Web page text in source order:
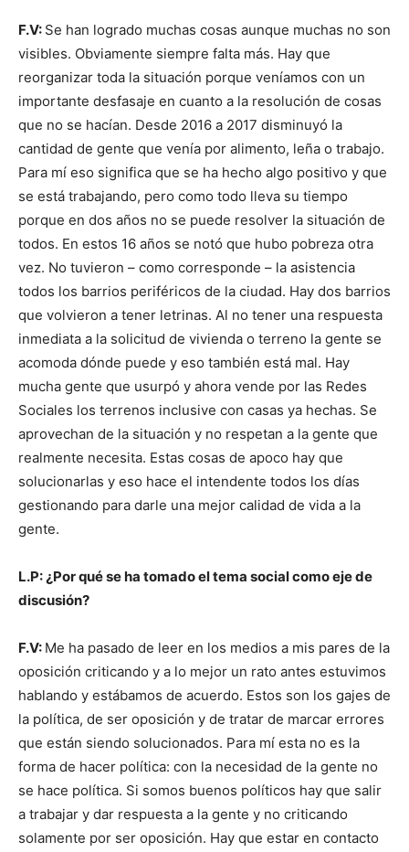
F.V: Se han logrado muchas cosas aunque muchas no son
visibles. Obviamente siempre falta más. Hay que
reorganizar toda la situación porque veníamos con un
importante desfasaje en cuanto a la resolución de cosas
que no se hacían. Desde 2016 a 2017 disminuyó la
cantidad de gente que venía por alimento, leña o trabajo.
Para mí eso significa que se ha hecho algo positivo y que
se está trabajando, pero como todo lleva su tiempo
porque en dos años no se puede resolver la situación de
todos. En estos 16 años se notó que hubo pobreza otra
vez. No tuvieron – como corresponde – la asistencia
todos los barrios periféricos de la ciudad. Hay dos barrios
que volvieron a tener letrinas. Al no tener una respuesta
inmediata a la solicitud de vivienda o terreno la gente se
acomoda dónde puede y eso también está mal. Hay
mucha gente que usurpó y ahora vende por las Redes
Sociales los terrenos inclusive con casas ya hechas. Se
aprovechan de la situación y no respetan a la gente que
realmente necesita. Estas cosas de apoco hay que
solucionarlas y eso hace el intendente todos los días
gestionando para darle una mejor calidad de vida a la
gente.
L.P: ¿Por qué se ha tomado el tema social como eje de
discusión?
F.V: Me ha pasado de leer en los medios a mis pares de la
oposición criticando y a lo mejor un rato antes estuvimos
hablando y estábamos de acuerdo. Estos son los gajes de
la política, de ser oposición y de tratar de marcar errores
que están siendo solucionados. Para mí esta no es la
forma de hacer política: con la necesidad de la gente no
se hace política. Si somos buenos políticos hay que salir
a trabajar y dar respuesta a la gente y no criticando
solamente por ser oposición. Hay que estar en contacto